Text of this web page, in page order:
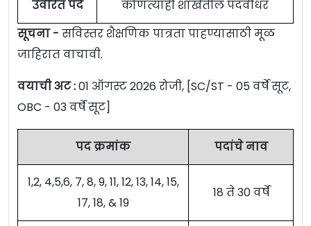
उर्वरित पदे
कोणत्याही शाखेतील पदवीधर
सूचना - सविस्तर शैक्षणिक पात्रता पाहण्यासाठी मूळ
जाहिरात वाचावी.
वयाची अट :01 ऑगस्ट 2026 रोजी, [SC/ST - 05 वर्षे सूट,
OBC - 03 वर्षे सूट]
पद क्रमांक पदांचे नाव
1,2, 4,5,6, 7, 8, 9, 11, 12, 13, 14, 15,
17, 18, & 19
18 ते 30 वर्षे